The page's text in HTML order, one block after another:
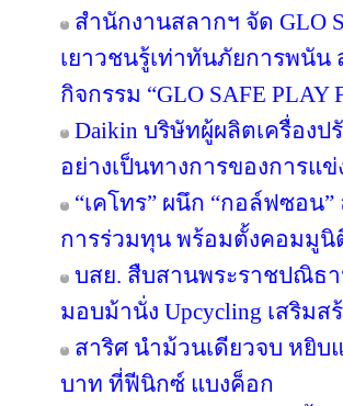
สำนักงานสลากฯ จัด GLO
เยาวชนรู้เท่าทันภัยการพนัน
กิจกรรม “GLO SAFE
Daikin บริษัทผู้ผลิตเครื่อง
อย่างเป็นทางการของการแข่
“เคโทร” ผนึก “กอล์ฟซอน”
การร่วมทุน พร้อมตั้งคอมมูนิ
บสย. สืบสานพระราชปณิธ
มอบม้านั่ง Upcycling เสริม
สาริศ นำม้วนเดียวจบ หยิบ
บาท ที่ฟีนิกซ์ แบงค็อก